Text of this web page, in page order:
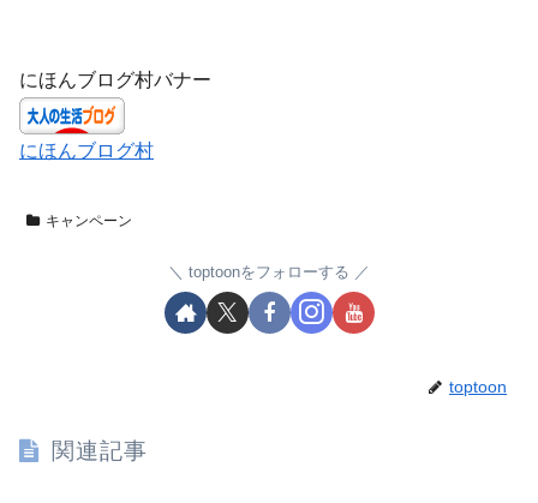
にほんブログ村バナー
にほんブログ村
キャンペーン
toptoonをフォローする
toptoon
関連記事